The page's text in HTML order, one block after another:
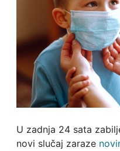
U zadnja 24 sata
novi slučaj zaraze